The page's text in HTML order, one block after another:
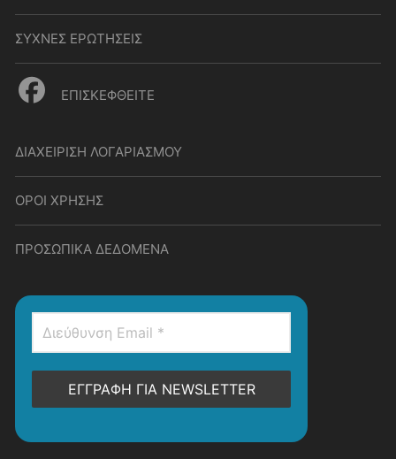
ΣΥΧΝΕΣ ΕΡΩΤΗΣΕΙΣ
ΕΠΙΣΚΕΦΘΕΙΤΕ
ΔΙΑΧΕΙΡΙΣΗ ΛΟΓΑΡΙΑΣΜΟΥ
ΟΡΟΙ ΧΡΗΣΗΣ
ΠΡΟΣΩΠΙΚΑ ΔΕΔΟΜΕΝΑ